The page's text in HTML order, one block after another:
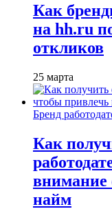
Как
на hh.ru
откликов
25 марта
Бренд
Как
внимание
найм